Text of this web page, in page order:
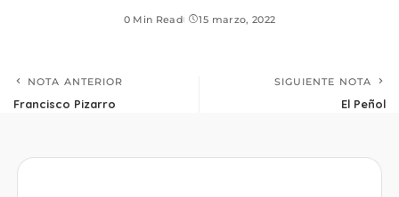
0 Min Read 15 marzo, 2022
NOTA ANTERIOR
Francisco Pizarro
SIGUIENTE NOTA
El Peñol